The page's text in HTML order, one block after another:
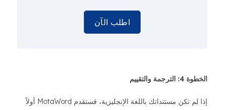
اطلب الآن
الخطوة 4: الترجمة والتقييم
إذا لم تكن مستنداتك باللغة الإنجليزية، فستقدم MotaWord أولاً